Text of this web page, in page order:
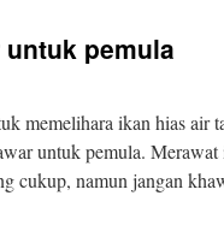
pemula
memelihara ikan hias air
untuk pemula.
cukup, namun jangan